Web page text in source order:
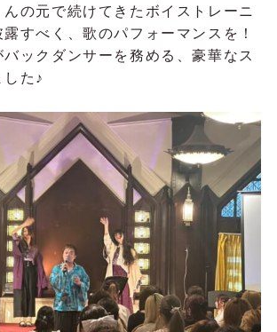
の元で続けてきたボイストレーニ
すべく、歌のパフォーマンスを！
ックダンサーを務める、豪華なス
た♪